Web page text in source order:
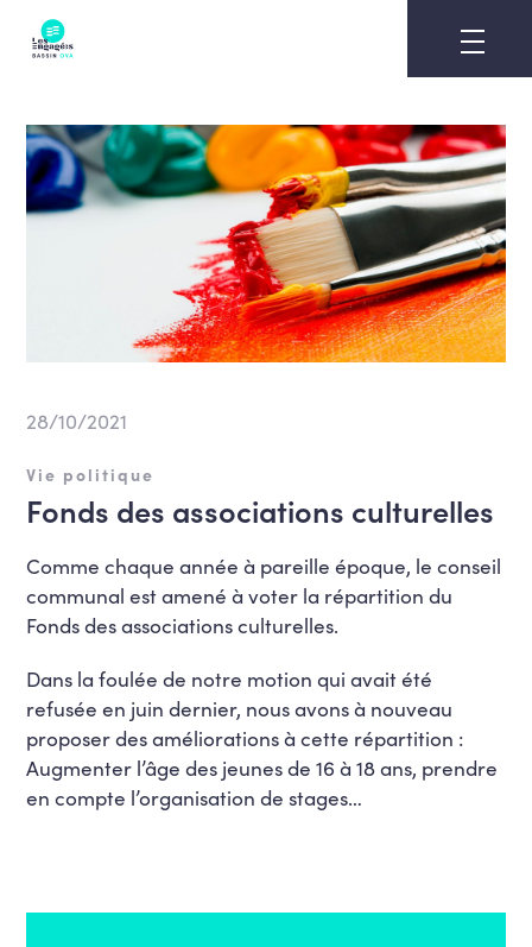
28/10/2021
Vie politique
Fonds des associations culturelles
Comme chaque année à pareille époque, le conseil
communal est amené à voter la répartition du
Fonds des associations culturelles.
Dans la foulée de notre motion qui avait été
refusée en juin dernier, nous avons à nouveau
proposer des améliorations à cette répartition :
Augmenter l’âge des jeunes de 16 à 18 ans, prendre
en compte l’organisation de stages…